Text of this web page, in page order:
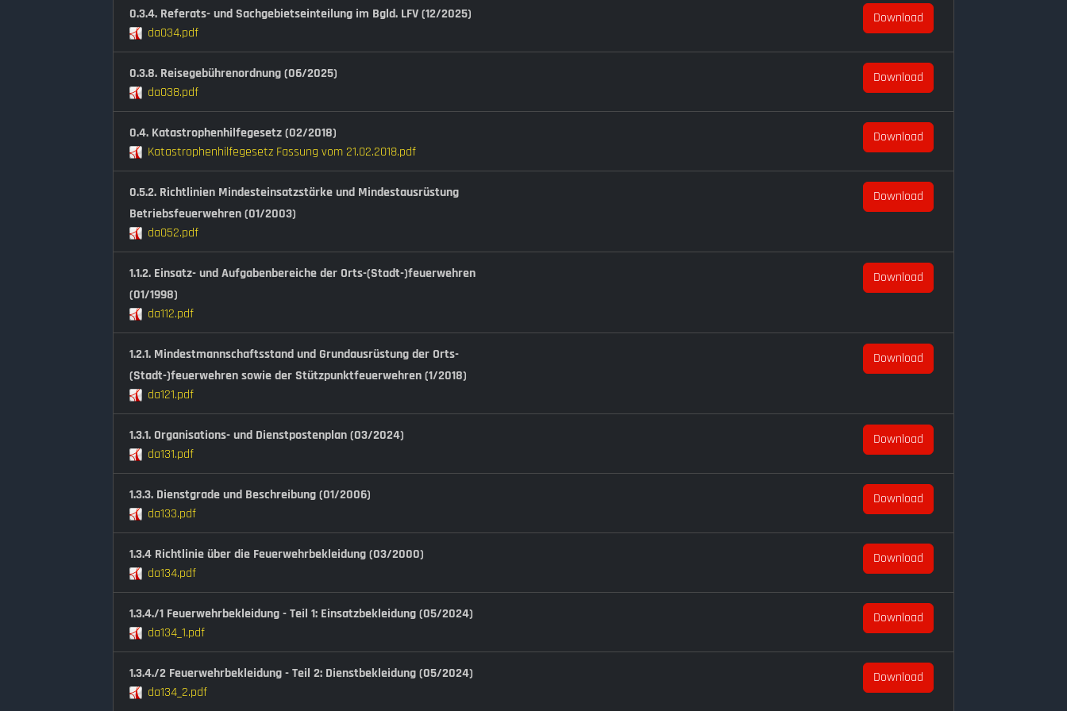
0.3.4. Referats- und Sachgebietseinteilung im Bgld. LFV (12/2025)
da034.pdf
Download
0.3.8. Reisegebührenordnung (06/2025)
da038.pdf
Download
0.4. Katastrophenhilfegesetz (02/2018)
Katastrophenhilfegesetz Fassung vom 21.02.2018.pdf
Download
0.5.2. Richtlinien Mindesteinsatzstärke und Mindestausrüstung
Betriebsfeuerwehren (01/2003)
da052.pdf
Download
1.1.2. Einsatz- und Aufgabenbereiche der Orts-(Stadt-)feuerwehren
(01/1998)
da112.pdf
Download
1.2.1. Mindestmannschaftsstand und Grundausrüstung der Orts-
(Stadt-)feuerwehren sowie der Stützpunktfeuerwehren (1/2018)
da121.pdf
Download
1.3.1. Organisations- und Dienstpostenplan (03/2024)
da131.pdf
Download
1.3.3. Dienstgrade und Beschreibung (01/2006)
da133.pdf
Download
1.3.4 Richtlinie über die Feuerwehrbekleidung (03/2000)
da134.pdf
Download
1.3.4./1 Feuerwehrbekleidung - Teil 1: Einsatzbekleidung (05/2024)
da134_1.pdf
Download
1.3.4./2 Feuerwehrbekleidung - Teil 2: Dienstbekleidung (05/2024)
da134_2.pdf
Download